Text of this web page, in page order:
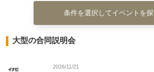
条件を選択してイベントを
大型の合同説明会
2026/11/21